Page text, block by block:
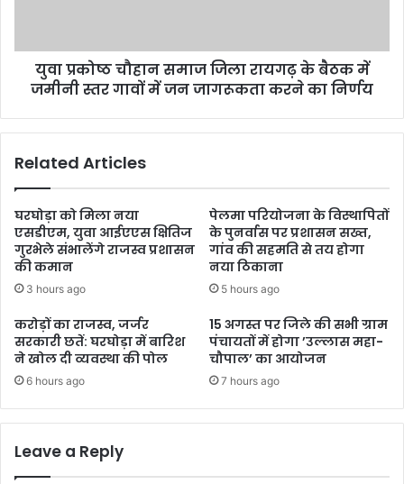
युवा प्रकोष्ठ चौहान समाज जिला रायगढ़ के बैठक में
जमीनी स्तर गावों में जन जागरूकता करने का निर्णय
Related Articles
घरघोड़ा को मिला नया
एसडीएम, युवा आईएएस क्षितिज
गुरभेले संभालेंगे राजस्व प्रशासन
की कमान
3 hours ago
पेलमा परियोजना के विस्थापितों
के पुनर्वास पर प्रशासन सख्त,
गांव की सहमति से तय होगा
नया ठिकाना
5 hours ago
करोड़ों का राजस्व, जर्जर
सरकारी छतें: घरघोड़ा में बारिश
ने खोल दी व्यवस्था की पोल
6 hours ago
15 अगस्त पर जिले की सभी ग्राम
पंचायतों में होगा ’उल्लास महा-
चौपाल’ का आयोजन
7 hours ago
Leave a Reply